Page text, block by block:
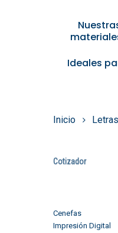
Ideales
Inicio
Cotizador
Cenefas
Impresión Digital